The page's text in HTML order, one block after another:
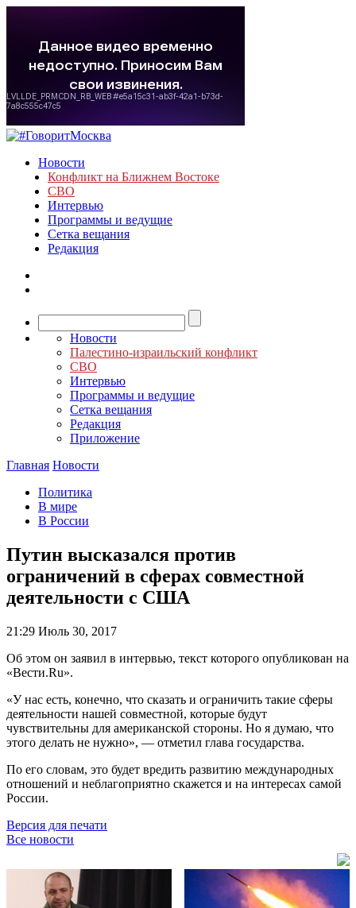
Новости
Конфликт на Ближнем Востоке
СВО
Интервью
Программы и ведущие
Сетка вещания
Редакция
Новости
Палестино-израильский конфликт
СВО
Интервью
Программы и ведущие
Сетка вещания
Редакция
Приложение
Главная Новости
Политика
В мире
В России
Путин высказался против
ограничений в сферах совместной
деятельности с США
21:29 Июль 30, 2017
Об этом он заявил в интервью, текст которого опубликован на
«Вести.Ru».
«У нас есть, конечно, что сказать и ограничить такие сферы
деятельности нашей совместной, которые будут
чувствительны для американской стороны. Но я думаю, что
этого делать не нужно», — отметил глава государства.
По его словам, это будет вредить развитию международных
отношений и неблагоприятно скажется и на интересах самой
России.
Версия для печати
Все новости